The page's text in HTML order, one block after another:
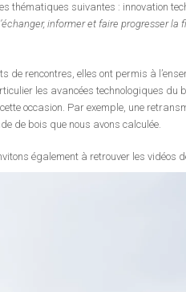
thématiques suivantes : innovation
informer et faire progresser la
de rencontres, elles ont permis à
les avancées technologiques du
occasion. Par exemple, une
de bois que nous avons calculée.
également à retrouver les vidéos